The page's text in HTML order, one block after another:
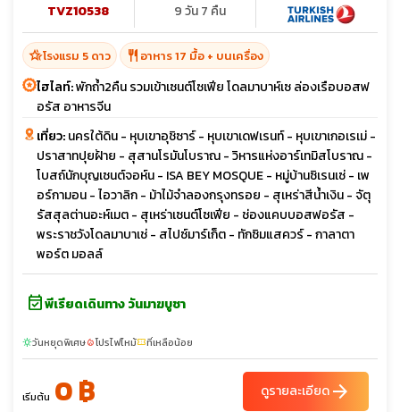
TVZ10538
9 วัน 7 คืน
hotel_classโรงแรม 5 ดาว restaurant อาหาร 17 มื้อ + บนเครื่อง
ไฮไลท์:พักถ้ำ2คืน รวมเข้าเซนต์โซเฟีย โดลมาบาห์เซ ล่องเรือบอสฟ
อรัส อาหารจีน
เที่ยว:นครใต้ดิน - หุบเขาอุชิซาร์ - หุบเขาเดฟเรนท์ - หุบเขาเกอเรเม่ -
ปราสาทปุยฝ้าย - สุสานโรมันโบราณ - วิหารแห่งอาร์เทมิสโบราณ -
โบสถ์นักบุญเซนต์จอห์น - ISA BEY MOSQUE - หมู่บ้านซิเรนเซ่ - เพ
อร์กามอน - ไอวาลิก - ม้าไม้จำลองกรุงทรอย - สุเหร่าสีน้ำเงิน - จัตุ
รัสสุลต่านอะห์เมต - สุเหร่าเซนต์โซเฟีย - ช่องแคบบอสฟอรัส -
พระราชวังโดลมาบาเช่ - สไปซ์มาร์เก็ต - ทักซิมแสควร์ - กาลาตา
พอร์ต มอลล์
event_availableพีเรียดเดินทาง วันมาฆบูชา
sunnyวันหยุดพิเศษlocal_fire_departmentโปรไฟไหม้confirmation_numberที่เหลือน้อย
เริ่มต้น 0 ฿ ดูรายละเอียดarrow_forward